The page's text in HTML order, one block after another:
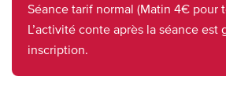
Séance tarif normal (Matin 4€ pour
L’activité conte après la séance est
inscription.